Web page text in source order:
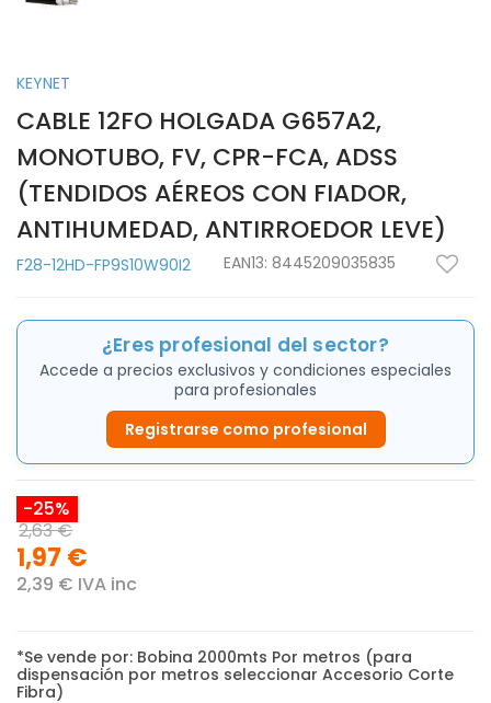
KEYNET
CABLE 12FO HOLGADA G657A2,
MONOTUBO, FV, CPR-FCA, ADSS
(TENDIDOS AÉREOS CON FIADOR,
ANTIHUMEDAD, ANTIRROEDOR LEVE)
F28-12HD-FP9S10W90I2 EAN13: 8445209035835
¿Eres profesional del sector?
Accede a precios exclusivos y condiciones especiales
para profesionales
Registrarse como profesional
-25%
2,63 €
1,97 €
2,39 € IVA inc
*Se vende por: Bobina 2000mts Por metros (para
dispensación por metros seleccionar Accesorio Corte
Fibra)